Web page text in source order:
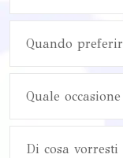
Quando
Quale
Di cosa